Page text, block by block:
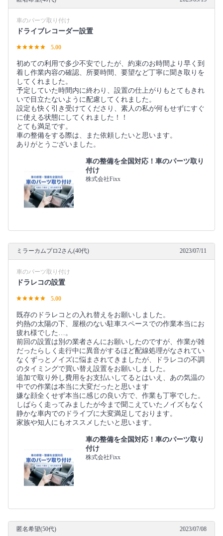
車のパーツ取り付け
ドライブレコーダー設置
5.00
初めての利用で多少不安でしたが、約束のお時間より早く到
着し作業内容の確認、所要時間、要望など丁寧に聞き取りを
してくれました。
予定していた時間内に終わり、設置の仕上がりもとてもきれ
いで目立たないように配慮してくれました。
設定も快く引き受けてくださり、素人の私が何もせずにすぐ
に使える状態にしてくれました！！
とても満足です。
車の整備をする際は、また依頼したいと思います。
ありがとうございました。
車の整備を全国対応！車のパーツ取り
付け
株式会社Fixx
ミラーカムプロ2さん(40代) 2023/07/11
車のパーツ取り付け
ドラレコの設置
5.00
既存のドラレコとの入れ替えをお願いしました。
灼熱の太陽の下、屋根のない駐車スペースでの作業本当にお
疲れ様でした…。
前回の設置は別の業者さんにお願いしたのですが、作業が雑
だったらしく走行中に異音がするほど配線処理がなされてい
なくずっとノイズに悩まされてきましたが、ドラレコの不調
のタイミングで買い替え設置をお願いしました。
追加で取り外し費用をお支払いしてるとはいえ、あの気温の
中での作業は本当に大変だったと思います
嫌な顔全くせず本当に感じの良い方で、作業も丁寧でした。
しばらく走ってみましたが今まで聞こえていたノイズもなく
静かな車内でのドライブに大変満足しております。
家族や知人にもオススメしたいと思います。
車の整備を全国対応！車のパーツ取り
付け
株式会社Fixx
匿名希望(50代) 2023/07/08